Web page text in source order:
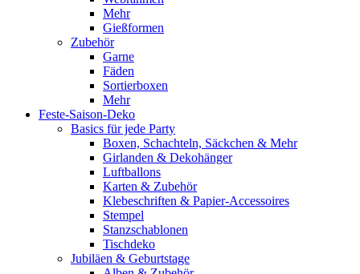
Mehr
Gießformen
Zubehör
Garne
Fäden
Sortierboxen
Mehr
Feste-Saison-Deko
Basics für jede Party
Boxen, Schachteln, Säckchen & Mehr
Girlanden & Dekohänger
Luftballons
Karten & Zubehör
Klebeschriften & Papier-Accessoires
Stempel
Stanzschablonen
Tischdeko
Jubiläen & Geburtstage